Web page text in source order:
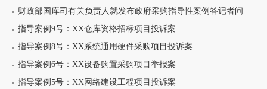
财政部国库司有关负责人就发布政府采购指导性案例答记者问
指导案例9号：XX仓库资格招标项目投诉案
指导案例8号：XX系统通用硬件采购项目投诉案
指导案例6号：XX设备购置采购项目举报案
指导案例5号：XX网络建设工程项目投诉案